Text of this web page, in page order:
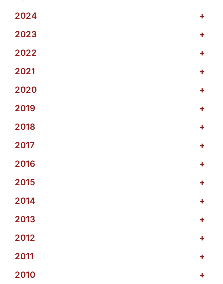
2024
+
2023
+
2022
+
2021
+
2020
+
2019
+
2018
+
2017
+
2016
+
2015
+
2014
+
2013
+
2012
+
2011
+
2010
+